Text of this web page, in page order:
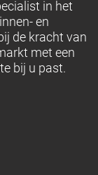
in het
en
de kracht van
met een
bij u past.